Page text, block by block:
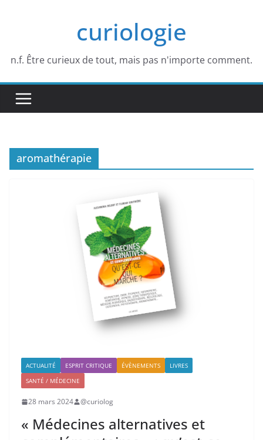
curiologie
n.f. Être curieux de tout, mais pas n'importe comment.
aromathérapie
ACTUALITÉ ESPRIT CRITIQUE ÉVÈNEMENTS
LIVRES
SANTÉ / MÉDECINE
28 mars 2024 @curiolog
« Médecines alternatives et